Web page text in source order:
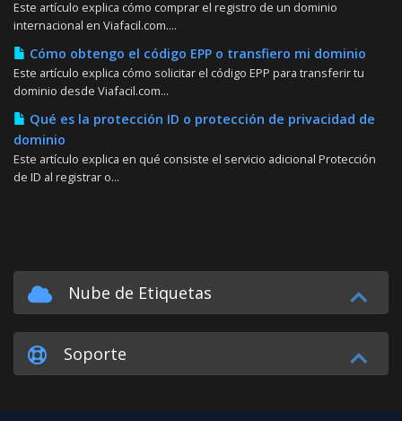
Este artículo explica cómo comprar el registro de un dominio
internacional en Viafacil.com....
Cómo obtengo el código EPP o transfiero mi dominio
Este artículo explica cómo solicitar el código EPP para transferir tu
dominio desde Viafacil.com...
Qué es la protección ID o protección de privacidad de
dominio
Este artículo explica en qué consiste el servicio adicional Protección
de ID al registrar o...
Nube de Etiquetas
Soporte